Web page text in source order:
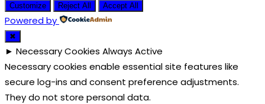
Customize Reject All Accept All
Powered by
✖
► Necessary Cookies Always Active
Necessary cookies enable essential site features like
secure log-ins and consent preference adjustments.
They do not store personal data.